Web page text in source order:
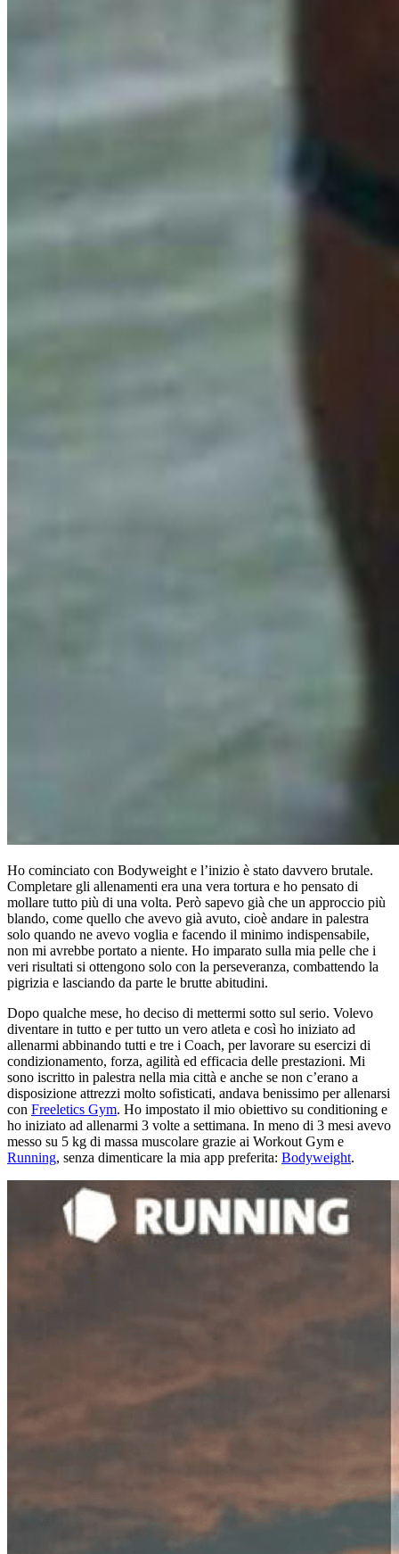
Ho cominciato con Bodyweight e l’inizio è stato davvero brutale.
Completare gli allenamenti era una vera tortura e ho pensato di
mollare tutto più di una volta. Però sapevo già che un approccio più
blando, come quello che avevo già avuto, cioè andare in palestra
solo quando ne avevo voglia e facendo il minimo indispensabile,
non mi avrebbe portato a niente. Ho imparato sulla mia pelle che i
veri risultati si ottengono solo con la perseveranza, combattendo la
pigrizia e lasciando da parte le brutte abitudini.
Dopo qualche mese, ho deciso di mettermi sotto sul serio. Volevo
diventare in tutto e per tutto un vero atleta e così ho iniziato ad
allenarmi abbinando tutti e tre i Coach, per lavorare su esercizi di
condizionamento, forza, agilità ed efficacia delle prestazioni. Mi
sono iscritto in palestra nella mia città e anche se non c’erano a
disposizione attrezzi molto sofisticati, andava benissimo per allenarsi
con Freeletics Gym. Ho impostato il mio obiettivo su conditioning e
ho iniziato ad allenarmi 3 volte a settimana. In meno di 3 mesi avevo
messo su 5 kg di massa muscolare grazie ai Workout Gym e
Running, senza dimenticare la mia app preferita: Bodyweight.